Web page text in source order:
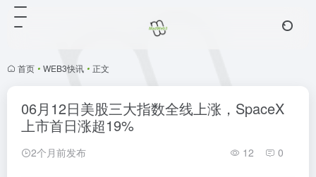
首页 • WEB3快讯 • 正文
06月12日美股三大指数全线上涨，SpaceX
上市首日涨超19%
2个月前发布 12 0